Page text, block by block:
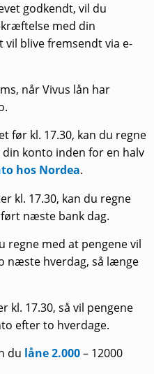
godkendt, vil du
med din
blive fremsendt via e-
når Vivus lån har
før kl. 17.30, kan du regne
konto inden for en halv
hos Nordea.
kl. 17.30, kan du regne
næste bank dag.
regne med at pengene vil
næste hverdag, så længe
kl. 17.30, så vil pengene
efter to hverdage.
du låne 2.000– 12000